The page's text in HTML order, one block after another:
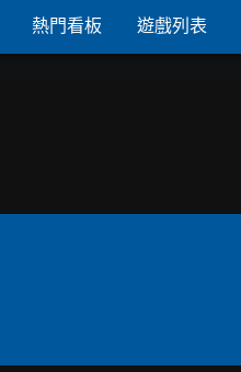
熱門看板 遊戲列表